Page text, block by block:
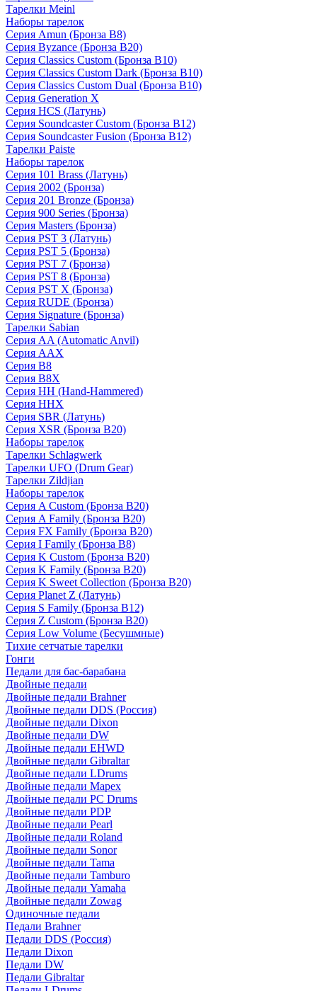
Тарелки Meinl
Наборы тарелок
Серия Amun (Бронза B8)
Серия Byzance (Бронза B20)
Серия Classics Custom (Бронза B10)
Серия Classics Custom Dark (Бронза B10)
Серия Classics Custom Dual (Бронза B10)
Серия Generation X
Серия HCS (Латунь)
Серия Soundcaster Custom (Бронза B12)
Серия Soundcaster Fusion (Бронза B12)
Тарелки Paiste
Наборы тарелок
Серия 101 Brass (Латунь)
Серия 2002 (Бронза)
Серия 201 Bronze (Бронза)
Серия 900 Series (Бронза)
Серия Masters (Бронза)
Серия PST 3 (Латунь)
Серия PST 5 (Бронза)
Серия PST 7 (Бронза)
Серия PST 8 (Бронза)
Серия PST X (Бронза)
Серия RUDE (Бронза)
Серия Signature (Бронза)
Тарелки Sabian
Серия AA (Automatic Anvil)
Серия AAX
Серия B8
Серия B8X
Серия HH (Hand-Hammered)
Серия HHX
Серия SBR (Латунь)
Серия XSR (Бронза B20)
Наборы тарелок
Тарелки Schlagwerk
Тарелки UFO (Drum Gear)
Тарелки Zildjian
Наборы тарелок
Серия A Custom (Бронза B20)
Серия A Family (Бронза B20)
Серия FX Family (Бронза B20)
Серия I Family (Бронза B8)
Серия K Custom (Бронза B20)
Серия K Family (Бронза B20)
Серия K Sweet Collection (Бронза B20)
Серия Planet Z (Латунь)
Серия S Family (Бронза B12)
Серия Z Custom (Бронза B20)
Серия Low Volume (Бесушмные)
Тихие сетчатые тарелки
Гонги
Педали для бас-барабана
Двойные педали
Двойные педали Brahner
Двойные педали DDS (Россия)
Двойные педали Dixon
Двойные педали DW
Двойные педали EHWD
Двойные педали Gibraltar
Двойные педали LDrums
Двойные педали Mapex
Двойные педали PC Drums
Двойные педали PDP
Двойные педали Pearl
Двойные педали Roland
Двойные педали Sonor
Двойные педали Tama
Двойные педали Tamburo
Двойные педали Yamaha
Двойные педали Zowag
Одиночные педали
Педали Brahner
Педали DDS (Россия)
Педали Dixon
Педали DW
Педали Gibraltar